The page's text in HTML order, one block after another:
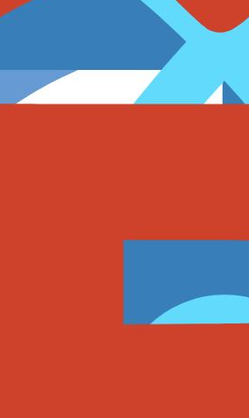
变为高性能数据平台。
PostgreSQL 原生内置。
引加速查找，无需任何扩展。